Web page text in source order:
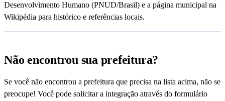
Desenvolvimento Humano (PNUD/Brasil) e a página municipal na
Wikipédia para histórico e referências locais.
Não encontrou sua prefeitura?
Se você não encontrou a prefeitura que precisa na lista acima, não se
preocupe! Você pode solicitar a integração através do formulário